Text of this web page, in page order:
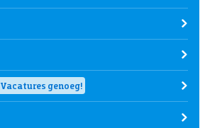
Vacatures genoeg!